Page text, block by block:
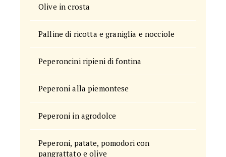
Olive in crosta
Palline di ricotta e graniglia e nocciole
Peperoncini ripieni di fontina
Peperoni alla piemontese
Peperoni in agrodolce
Peperoni, patate, pomodori con
pangrattato e olive